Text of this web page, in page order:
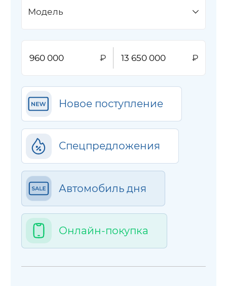
Модель
Новое поступление
Спецпредложения
Автомобиль дня
Онлайн-покупка